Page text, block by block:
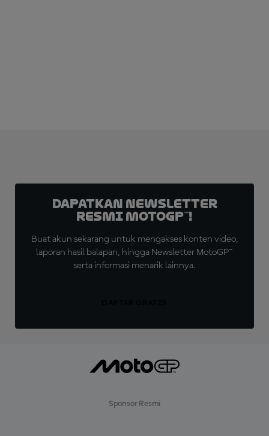
Dapatkan Newsletter
Resmi MotoGP™!
Buat akun sekarang untuk mengakses konten video,
laporan hasil balapan, hingga Newsletter MotoGP™
serta informasi menarik lainnya.
Sponsor Resmi